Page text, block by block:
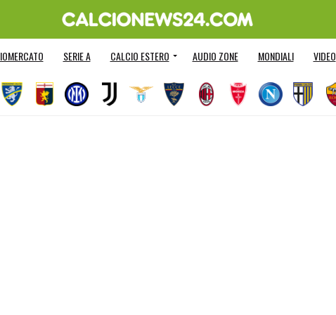
SERIE A CALCIO ESTERO AUDIO ZONE MONDIALI VIDEO